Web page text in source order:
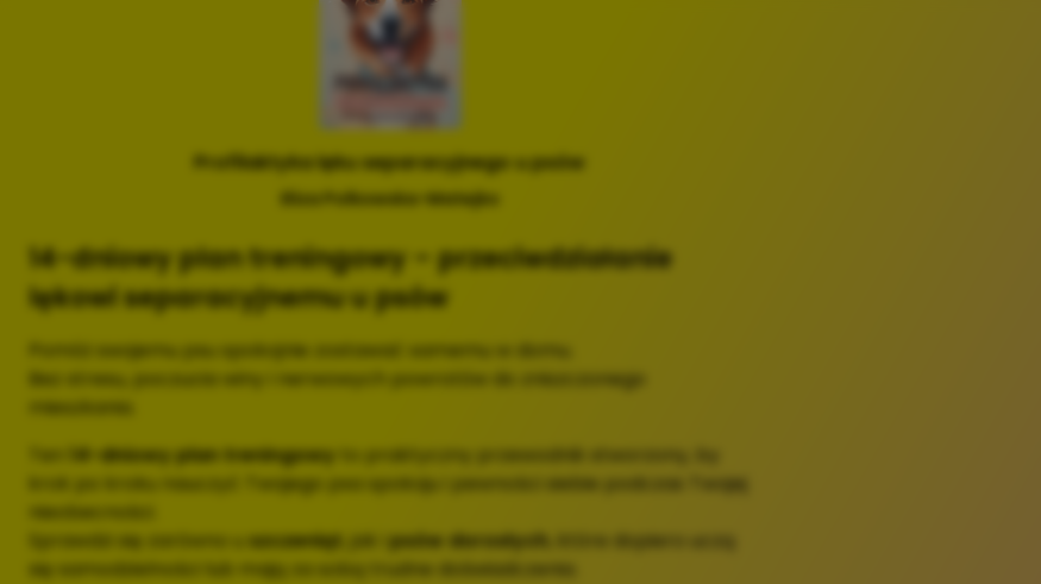
Profilaktyka lęku separacyjnego u psów
Eliza Polkowska-Matejko
14-dniowy plan treningowy – przeciwdziałanie
lękowi separacyjnemu u psów
Pomóż swojemu psu spokojnie zostawać samemu w domu.
Bez stresu, poczucia winy i nerwowych powrotów do zniszczonego
mieszkania.
Ten
14-dniowy plan treningowy to praktyczny przewodnik stworzony, by
krok po kroku nauczyć Twojego psa spokoju i pewności siebie podczas Twojej
nieobecności.
Sprawdzi się zarówno u szczeniąt , jak ipsów dorosłych , które dopiero uczą
się samodzielności lub mają za sobą trudne doświadczenia.